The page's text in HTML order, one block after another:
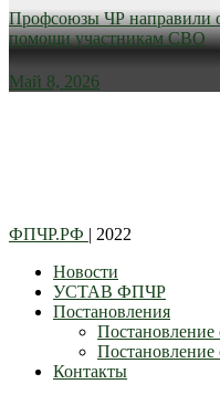
Профсоюзы ЧР направили
помощи участникам СВО
Май 8, 2026
ФПЧР.РФ | 2022
Новости
УСТАВ ФПЧР
Постановления
Постановление
Постановление
Контакты